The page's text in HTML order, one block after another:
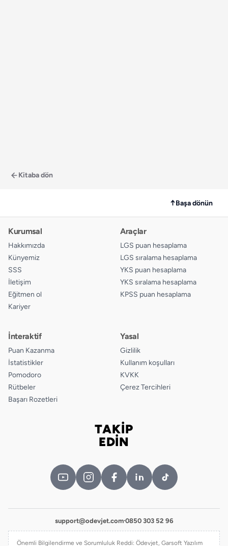
Kitaba dön
↑Başa dönün
Kurumsal
Hakkımızda
Künyemiz
SSS
İletişim
Eğitmen ol
Kariyer
Araçlar
LGS puan hesaplama
LGS sıralama hesaplama
YKS puan hesaplama
YKS sıralama hesaplama
KPSS puan hesaplama
İnteraktif
Puan Kazanma
İstatistikler
Pomodoro
Rütbeler
Başarı Rozetleri
Yasal
Gizlilik
Kullanım koşulları
KVKK
Çerez Tercihleri
TAKİP
EDİN
support@odevjet.com·0850 303 52 96
Önemli Bilgilendirme ve Sorumluluk Reddi: Ödevjet, Garsoft Yazılım